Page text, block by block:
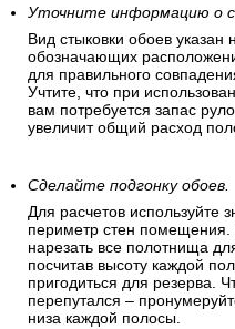
Уточните информацию о
Вид стыковки обоев указан
обозначающих
для правильного
Учтите, что при
вам потребуется запас
увеличит общий расход
Сделайте подгонку обоев.
Для расчетов используйте
периметр стен помещения.
нарезать все полотнища
посчитав высоту каждой
пригодиться для резерва.
перепутался –
низа каждой полосы.